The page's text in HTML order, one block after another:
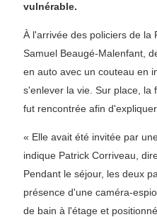
vulnérable.
À l'arrivée des policiers de la
Samuel Beaugé-Malenfant,
en auto avec un couteau en
s'enlever la vie. Sur place, la
fut rencontrée afin
« Elle avait été invitée par
indique Patrick Corriveau,
Pendant le séjour, les deux
présence d'une caméra-
de bain à l'étage et